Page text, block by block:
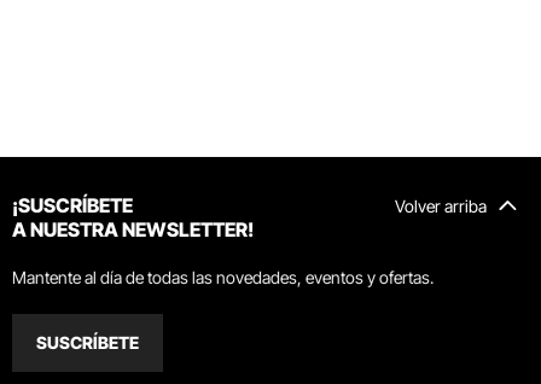
Volver arriba
¡SUSCRÍBETE
A NUESTRA NEWSLETTER!
Mantente al día de todas las novedades, eventos y ofertas.
SUSCRÍBETE